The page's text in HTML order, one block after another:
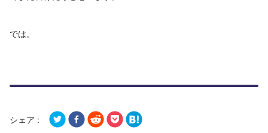
では。
シェア :